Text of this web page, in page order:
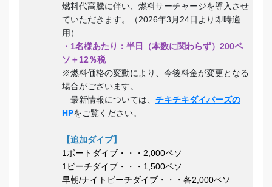
燃料代高騰に伴い、燃料サーチャージを導入させ
ていただきます。（2026年3月24日より即時適
用）
・1名様あたり：半日（本数に関わらず）200ペ
ソ＋12％税
※燃料価格の変動により、今後料金が変更となる
場合がございます。
最新情報については、 チキチキダイバーズの
HPをご覧ください。
【追加ダイブ】
1ボートダイブ・・・2,000ペソ
1ビーチダイブ・・・1,500ペソ
早朝/ナイトビーチダイブ・・・各2,000ペソ